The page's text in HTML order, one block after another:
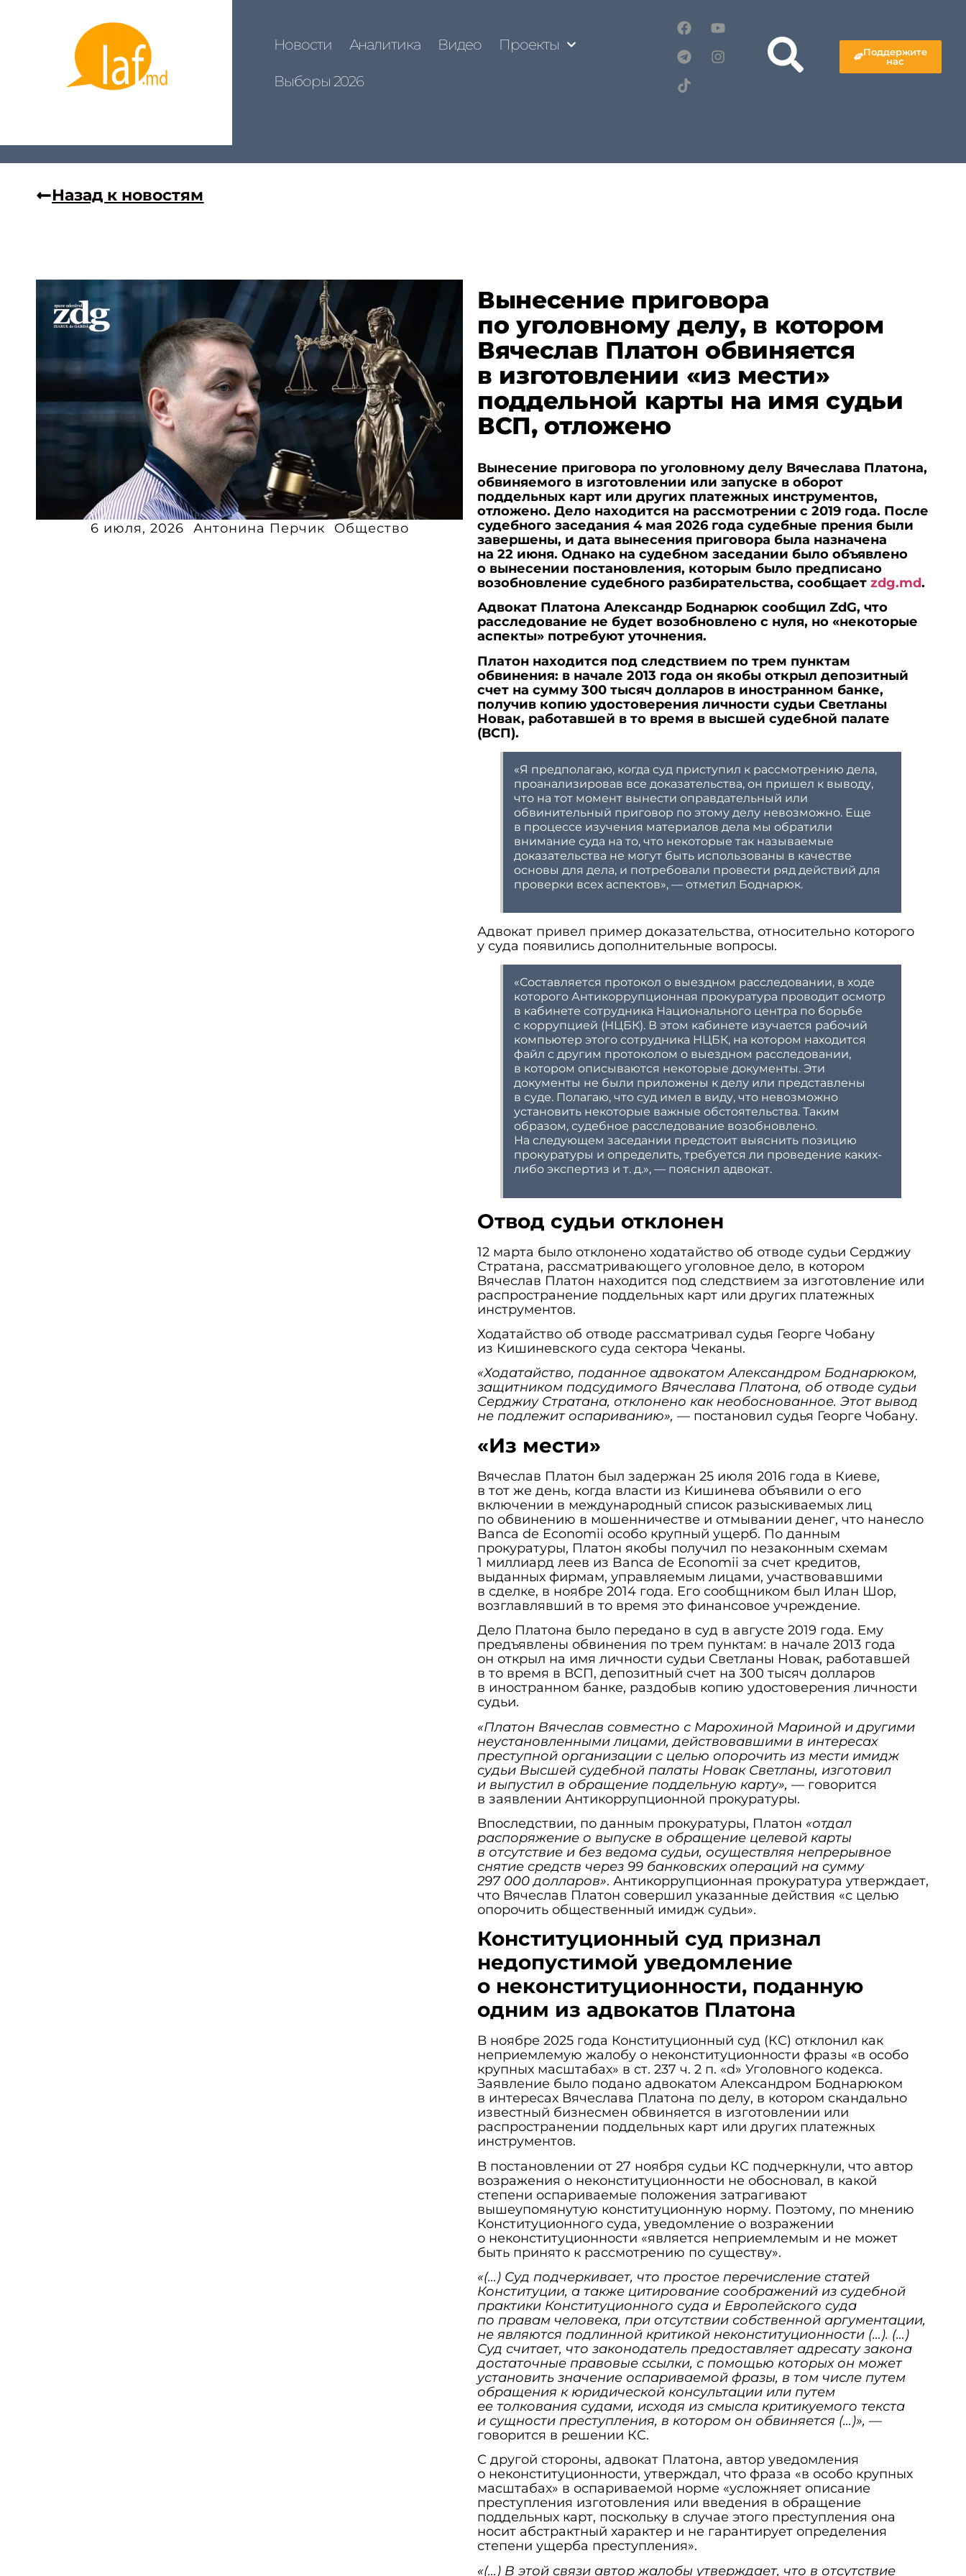
Новости Аналитика Видео Проекты
Выборы 2026
Поддержите
нас
Назад к новостям
6 июля, 2026 Антонина Перчик Общество
Вынесение приговора
по уголовному делу, в котором
Вячеслав Платон обвиняется
в изготовлении «из мести»
поддельной карты на имя судьи
ВСП, отложено
Вынесение приговора по уголовному делу Вячеслава Платона,
обвиняемого в изготовлении или запуске в оборот
поддельных карт или других платежных инструментов,
отложено. Дело находится на рассмотрении с 2019 года. После
судебного заседания 4 мая 2026 года судебные прения были
завершены, и дата вынесения приговора была назначена
на 22 июня. Однако на судебном заседании было объявлено
о вынесении постановления, которым было предписано
возобновление судебного разбирательства, сообщает zdg.md.
Адвокат Платона Александр Боднарюк сообщил ZdG, что
расследование не будет возобновлено с нуля, но «некоторые
аспекты» потребуют уточнения.
Платон находится под следствием по трем пунктам
обвинения: в начале 2013 года он якобы открыл депозитный
счет на сумму 300 тысяч долларов в иностранном банке,
получив копию удостоверения личности судьи Светланы
Новак, работавшей в то время в высшей судебной палате
(ВСП).
«Я предполагаю, когда суд приступил к рассмотрению дела,
проанализировав все доказательства, он пришел к выводу,
что на тот момент вынести оправдательный или
обвинительный приговор по этому делу невозможно. Еще
в процессе изучения материалов дела мы обратили
внимание суда на то, что некоторые так называемые
доказательства не могут быть использованы в качестве
основы для дела, и потребовали провести ряд действий для
проверки всех аспектов», — отметил Боднарюк.
Адвокат привел пример доказательства, относительно которого
у суда появились дополнительные вопросы.
«Составляется протокол о выездном расследовании, в ходе
которого Антикоррупционная прокуратура проводит осмотр
в кабинете сотрудника Национального центра по борьбе
с коррупцией (НЦБК). В этом кабинете изучается рабочий
компьютер этого сотрудника НЦБК, на котором находится
файл с другим протоколом о выездном расследовании,
в котором описываются некоторые документы. Эти
документы не были приложены к делу или представлены
в суде. Полагаю, что суд имел в виду, что невозможно
установить некоторые важные обстоятельства. Таким
образом, судебное расследование возобновлено.
На следующем заседании предстоит выяснить позицию
прокуратуры и определить, требуется ли проведение каких-
либо экспертиз и т. д.», — пояснил адвокат.
Отвод судьи отклонен
12 марта было отклонено ходатайство об отводе судьи Серджиу
Стратана, рассматривающего уголовное дело, в котором
Вячеслав Платон находится под следствием за изготовление или
распространение поддельных карт или других платежных
инструментов.
Ходатайство об отводе рассматривал судья Георге Чобану
из Кишиневского суда сектора Чеканы.
«Ходатайство, поданное адвокатом Александром Боднарюком,
защитником подсудимого Вячеслава Платона, об отводе судьи
Серджиу Стратана, отклонено как необоснованное. Этот вывод
не подлежит оспариванию», — постановил судья Георге Чобану.
«Из мести»
Вячеслав Платон был задержан 25 июля 2016 года в Киеве,
в тот же день, когда власти из Кишинева объявили о его
включении в международный список разыскиваемых лиц
по обвинению в мошенничестве и отмывании денег, что нанесло
Bаncа de Economii особо крупный ущерб. По данным
прокуратуры, Платон якобы получил по незаконным схемам
1 миллиард леев из Bаncа de Economii за счет кредитов,
выданных фирмам, управляемым лицами, участвовавшими
в сделке, в ноябре 2014 года. Его сообщником был Илан Шор,
возглавлявший в то время это финансовое учреждение.
Дело Платона было передано в суд в августе 2019 года. Ему
предъявлены обвинения по трем пунктам: в начале 2013 года
он открыл на имя личности судьи Светланы Новак, работавшей
в то время в ВСП, депозитный счет на 300 тысяч долларов
в иностранном банке, раздобыв копию удостоверения личности
судьи.
«Платон Вячеслав совместно с Марохиной Мариной и другими
неустановленными лицами, действовавшими в интересах
преступной организации с целью опорочить из мести имидж
судьи Высшей судебной палаты Новак Светланы, изготовил
и выпустил в обращение поддельную карту», — говорится
в заявлении Антикоррупционной прокуратуры.
Впоследствии, по данным прокуратуры, Платон «отдал
распоряжение о выпуске в обращение целевой карты
в отсутствие и без ведома судьи, осуществляя непрерывное
снятие средств через 99 банковских операций на сумму
297 000 долларов». Антикоррупционная прокуратура утверждает,
что Вячеслав Платон совершил указанные действия «с целью
опорочить общественный имидж судьи».
Конституционный суд признал
недопустимой уведомление
о неконституционности, поданную
одним из адвокатов Платона
В ноябре 2025 года Конституционный суд (КС) отклонил как
неприемлемую жалобу о неконституционности фразы «в особо
крупных масштабах» в ст. 237 ч. 2 п. «d» Уголовного кодекса.
Заявление было подано адвокатом Александром Боднарюком
в интересах Вячеслава Платона по делу, в котором скандально
известный бизнесмен обвиняется в изготовлении или
распространении поддельных карт или других платежных
инструментов.
В постановлении от 27 ноября судьи КС подчеркнули, что автор
возражения о неконституционности не обосновал, в какой
степени оспариваемые положения затрагивают
вышеупомянутую конституционную норму. Поэтому, по мнению
Конституционного суда, уведомление о возражении
о неконституционности «является неприемлемым и не может
быть принято к рассмотрению по существу».
«(…) Суд подчеркивает, что простое перечисление статей
Конституции, а также цитирование соображений из судебной
практики Конституционного суда и Европейского суда
по правам человека, при отсутствии собственной аргументации,
не являются подлинной критикой неконституционности (…). (…)
Суд считает, что законодатель предоставляет адресату закона
достаточные правовые ссылки, с помощью которых он может
установить значение оспариваемой фразы, в том числе путем
обращения к юридической консультации или путем
ее толкования судами, исходя из смысла критикуемого текста
и сущности преступления, в котором он обвиняется (…)», —
говорится в решении КС.
С другой стороны, адвокат Платона, автор уведомления
о неконституционности, утверждал, что фраза «в особо крупных
масштабах» в оспариваемой норме «усложняет описание
преступления изготовления или введения в обращение
поддельных карт, поскольку в случае этого преступления она
носит абстрактный характер и не гарантирует определения
степени ущерба преступления».
«(…) В этой связи автор жалобы утверждает, что в отсутствие